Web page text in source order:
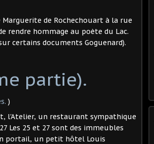
de Rochechouart à la rue
rendre hommage au poète du Lac.
certains documents Goguenard).
partie).
)
l'Atelier, un restaurant sympathique
Les 25 et 27 sont des immeubles
portail, un petit hôtel Louis